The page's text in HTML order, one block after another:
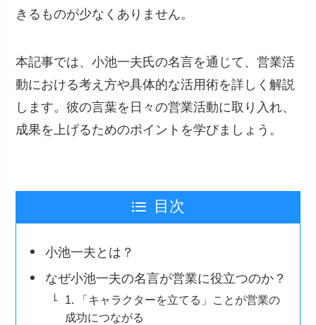
きるものが少なくありません。​
本記事では、小池一夫氏の名言を通じて、営業活
動における考え方や具体的な活用術を詳しく解説
します。彼の言葉を日々の営業活動に取り入れ、
成果を上げるためのポイントを学びましょう。
目次
小池一夫とは？
なぜ小池一夫の名言が営業に役立つのか？
1. 「キャラクターを立てる」ことが営業の
成功につながる